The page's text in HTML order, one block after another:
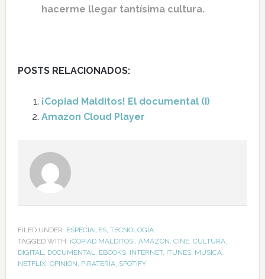
hacerme llegar tantísima cultura.
POSTS RELACIONADOS:
¡Copiad Malditos! El documental (I)
Amazon Cloud Player
FILED UNDER: ESPECIALES, TECNOLOGÍA
TAGGED WITH: ¡COPIAD MALDITOS! AMAZON CINE, CULTURA,
DIGITAL
DOCUMENTAL EBOOKS, INTERNET, ITUNES, MÚSICA,
NETFLIX, OPINIÓN PIRATERÍA, SPOTIFY